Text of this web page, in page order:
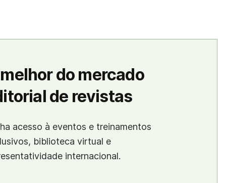
do mercado
de revistas
acesso à eventos e treinamentos
biblioteca virtual e
internacional.